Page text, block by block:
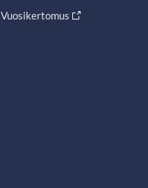
Vuosikertomus